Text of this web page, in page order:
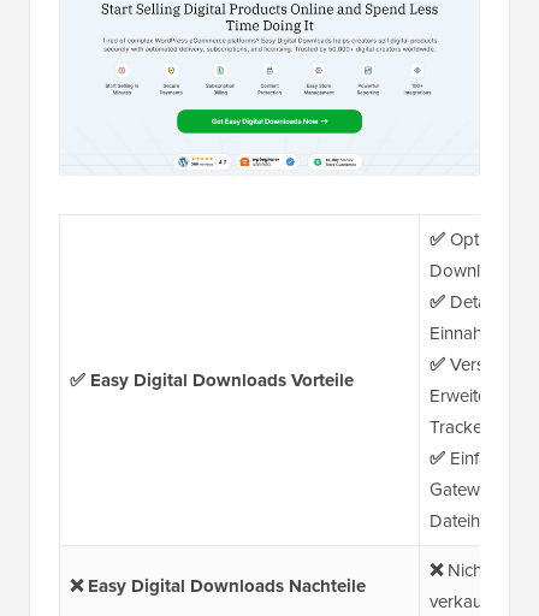
✅ Easy Digital Downloads Vorteile
✅Optimiert
Downloads
✅Detaillierte
Einnahmen
✅
Erweiterung
Tracker,
✅Einfache
Gateways,
Dateihosting-
❌ Easy Digital Downloads Nachteile
❌Nicht ideal,
verkaufen